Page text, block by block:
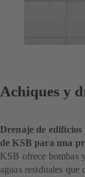
Achiques y
Drenaje de edificios
de KSB para una
KSB ofrece bombas
aguas residuales